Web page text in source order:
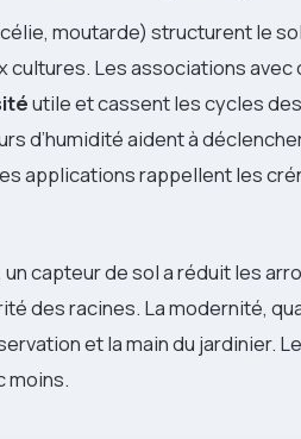
moutarde) structurent le
cultures. Les associations
utile et cassent les cycles
d’humidité aident à déclencher
applications rappellent les
capteur de sol a réduit les
des racines. La modernité,
et la main du jardinier.
moins.